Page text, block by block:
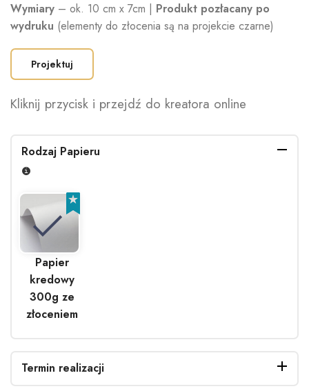
Wymiary – ok. 10 cm x 7cm | Produkt pozłacany po
wydruku (elementy do złocenia są na projekcie czarne)
Projektuj
Kliknij przycisk i przejdź do kreatora online
Rodzaj Papieru
Papier
kredowy
300g ze
złoceniem
Termin realizacji